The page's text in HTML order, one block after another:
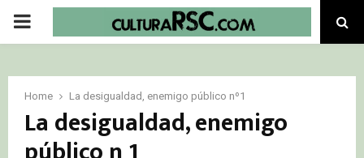
PRIMARY
Home La desigualdad, enemigo público nº1
La desigualdad, enemigo